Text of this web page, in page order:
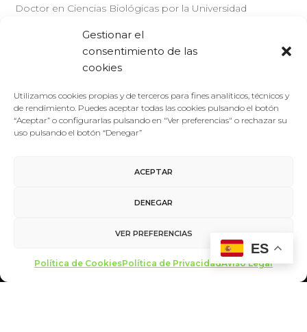
Gestionar el
consentimiento de las
cookies
Utilizamos cookies propias y de terceros para fines analíticos, técnicos y
de rendimiento. Puedes aceptar todas las cookies pulsando el botón
“Aceptar” o configurarlas pulsando en "Ver preferencias" o rechazar su
uso pulsando el botón “Denegar”
ACEPTAR
DENEGAR
VER PREFERENCIAS
Política de CookiesPolítica de PrivacidadAviso Legal
Doctor en Ciencias Biológicas por la Universidad
Paleontología en la Facultad…
Política de Cookies
ES